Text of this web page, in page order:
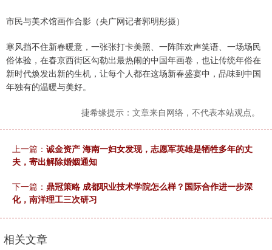
市民与美术馆画作合影（央广网记者郭明彤摄）
寒风挡不住新春暖意，一张张打卡美照、一阵阵欢声笑语、一场场民
俗体验，在春京西街区勾勒出最热闹的中国年画卷，也让传统年俗在
新时代焕发出新的生机，让每个人都在这场新春盛宴中，品味到中国
年独有的温暖与美好。
捷希缘提示：文章来自网络，不代表本站观点。
上一篇： 诚金资产 海南一妇女发现，志愿军英雄是牺牲多年的丈
夫，寄出解除婚姻通知
下一篇： 鼎冠策略 成都职业技术学院怎么样？国际合作进一步深
化，南洋理工三次研习
相关文章